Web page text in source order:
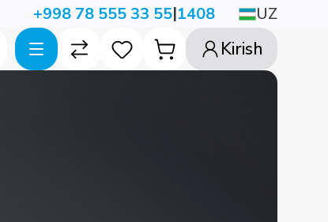
+998 78 555 33 55|1408 UZ
Kirish